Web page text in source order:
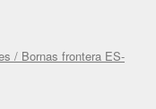
/ Bornas frontera ES-